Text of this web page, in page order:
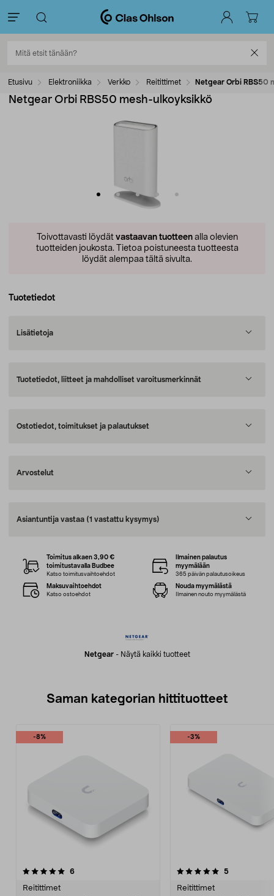
Etusivu Elektroniikka Verkko Reitittimet Netgear Orbi RBS50
Netgear Orbi RBS50 mesh-ulkoyksikkö
Toivottavasti löydät vastaavan tuotteenalla olevien
tuotteiden joukosta. Tietoa poistuneesta tuotteesta
löydät alempaa tältä sivulta.
Tuotetiedot
Lisätietoja
Tuotetiedot, liitteet ja mahdolliset varoitusmerkinnät
Ostotiedot, toimitukset ja palautukset
Arvostelut
Asiantuntija vastaa (1 vastattu kysymys)
Netgear- Näytä kaikki tuotteet
Toimitus alkaen 3,90 €
toimitustavalla Budbee
Katso toimitusvaihtoehdot
Ilmainen palautus
myymälään
365 päivän palautusoikeus
Maksuvaihtoehdot
Katso ostoehdot
Nouda myymälästä
Ilmainen nouto myymälästä
Saman kategorian hittituotteet
-8%
6arvostelut
Reitittimet
-3%
5.0 viidestä
5arvostelut
Reitittimet
5.0 viidestä